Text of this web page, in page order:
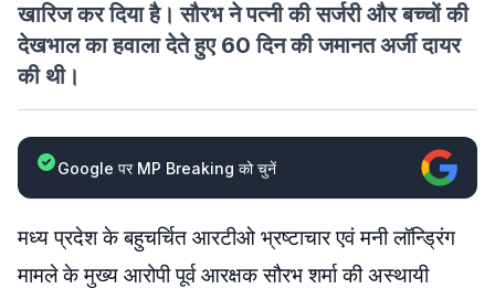
खारिज कर दिया है। सौरभ ने पत्नी की सर्जरी और बच्चों की
देखभाल का हवाला देते हुए 60 दिन की जमानत अर्जी दायर
की थी।
Google पर MP Breaking को चुनें
मध्य प्रदेश के बहुचर्चित आरटीओ भ्रष्टाचार एवं मनी लॉन्ड्रिंग
मामले के मुख्य आरोपी पूर्व आरक्षक सौरभ शर्मा की अस्थायी